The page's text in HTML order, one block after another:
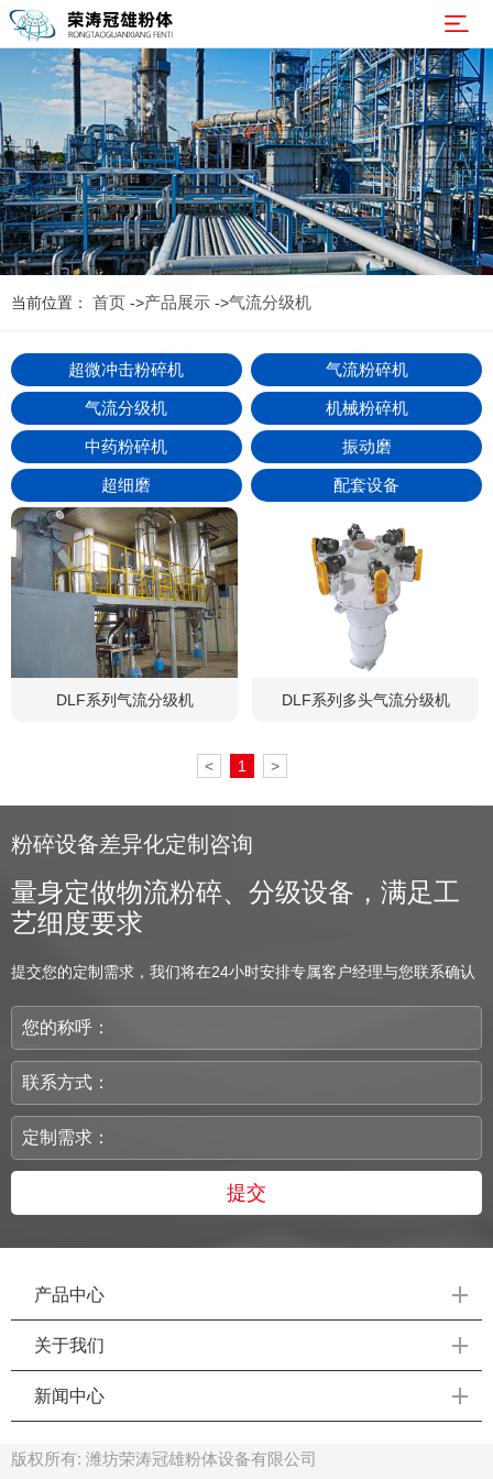
网
首
页
品
展
示
解
决
方
案
案
例
展
新
闻
讯
服
中
心
于
们
联
我
们
当前位置： 首页 ->产品展示 ->气流分级机
超微冲击粉碎机 气流粉碎机
气流分级机 机械粉碎机
中药粉碎机 振动磨
超细磨 配套设备
DLF系列气流分级机 DLF系列多头气流分级机
< 1 >
粉碎设备差异化定制咨询
量身定做物流粉碎、分级设备，满足工
艺细度要求
提交您的定制需求，我们将在24小时安排专属客户经理与您联系确认
您的称呼：
联系方式：
定制需求：
提交
产品中心
关于我们
新闻中心
版权所有: 潍坊荣涛冠雄粉体设备有限公司